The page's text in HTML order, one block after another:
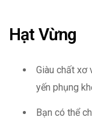
Hạt Vừng
Giàu chất xơ
yến phụng
Bạn có thể